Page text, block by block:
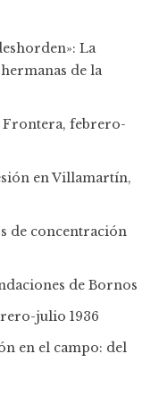
La
de la
Frontera, febrero-
en Villamartín,
de concentración
de Bornos
julio 1936
en el campo: del